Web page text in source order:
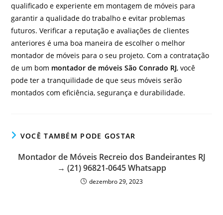
qualificado e experiente em montagem de móveis para
garantir a qualidade do trabalho e evitar problemas
futuros. Verificar a reputação e avaliações de clientes
anteriores é uma boa maneira de escolher o melhor
montador de móveis para o seu projeto. Com a contratação
de um bom montador de móveis São Conrado RJ, você
pode ter a tranquilidade de que seus móveis serão
montados com eficiência, segurança e durabilidade.
VOCÊ TAMBÉM PODE GOSTAR
Montador de Móveis Recreio dos Bandeirantes RJ
→ (21) 96821-0645 Whatsapp
dezembro 29, 2023